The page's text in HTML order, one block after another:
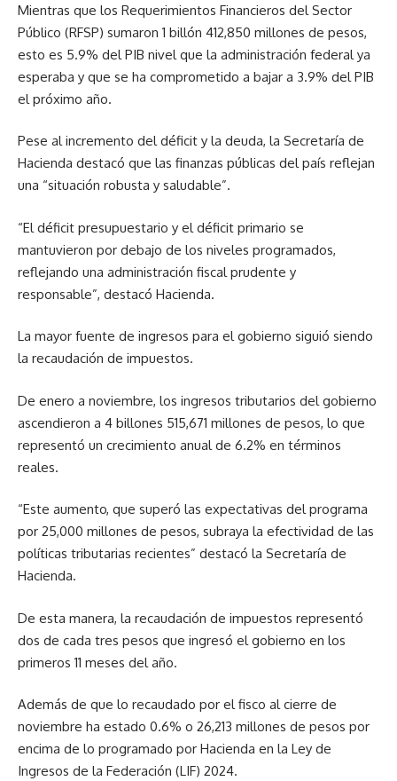
Mientras que los Requerimientos Financieros del Sector
Público (RFSP) sumaron 1 billón 412,850 millones de pesos,
esto es 5.9% del PIB nivel que la administración federal ya
esperaba y que se ha comprometido a bajar a 3.9% del PIB
el próximo año.
Pese al incremento del déficit y la deuda, la Secretaría de
Hacienda destacó que las finanzas públicas del país reflejan
una “situación robusta y saludable”.
“El déficit presupuestario y el déficit primario se
mantuvieron por debajo de los niveles programados,
reflejando una administración fiscal prudente y
responsable”, destacó Hacienda.
La mayor fuente de ingresos para el gobierno siguió siendo
la recaudación de impuestos.
De enero a noviembre, los ingresos tributarios del gobierno
ascendieron a 4 billones 515,671 millones de pesos, lo que
representó un crecimiento anual de 6.2% en términos
reales.
“Este aumento, que superó las expectativas del programa
por 25,000 millones de pesos, subraya la efectividad de las
políticas tributarias recientes” destacó la Secretaría de
Hacienda.
De esta manera, la recaudación de impuestos representó
dos de cada tres pesos que ingresó el gobierno en los
primeros 11 meses del año.
Además de que lo recaudado por el fisco al cierre de
noviembre ha estado 0.6% o 26,213 millones de pesos por
encima de lo programado por Hacienda en la Ley de
Ingresos de la Federación (LIF) 2024.